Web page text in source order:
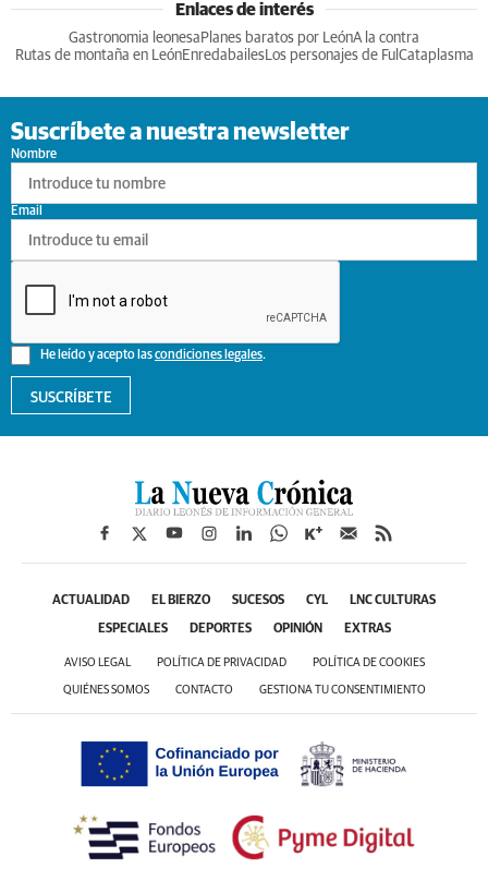
Enlaces de interés
Gastronomia leonesa Planes baratos por LeónA la contra
Rutas de montaña en LeónEnredabailesLos personajes de Ful Cataplasma
Suscríbete a nuestra newsletter
Nombre
He leído y acepto lascondiciones legales.
Email
SUSCRÍBETE
ACTUALIDAD EL BIERZO SUCESOS CYL LNC CULTURAS
ESPECIALES DEPORTES OPINIÓN EXTRAS
AVISO LEGAL POLÍTICA DE PRIVACIDAD POLÍTICA DE COOKIES
QUIÉNES SOMOS CONTACTO GESTIONA TU CONSENTIMIENTO